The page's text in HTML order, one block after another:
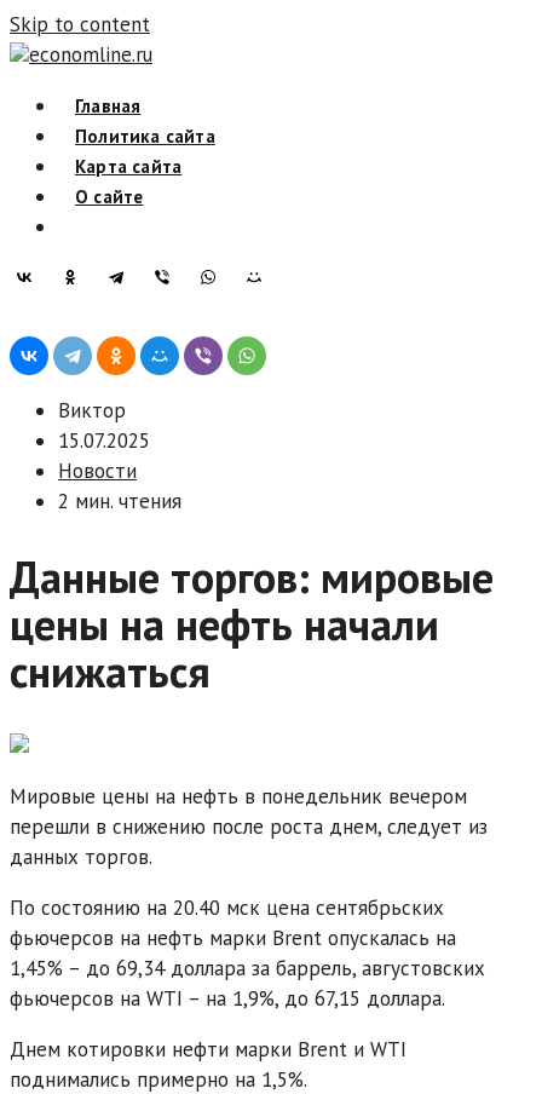
Skip to content
economline.ru
Главная
Политика сайта
Карта сайта
О сайте
Виктор
15.07.2025
Новости
2 мин. чтения
Данные торгов: мировые
цены на нефть начали
снижаться
Мировые цены на нефть в понедельник вечером
перешли в снижению после роста днем, следует из
данных торгов.
По состоянию на 20.40 мск цена сентябрьских
фьючерсов на нефть марки Brent опускалась на
1,45% – до 69,34 доллара за баррель, августовских
фьючерсов на WTI – на 1,9%, до 67,15 доллара.
Днем котировки нефти марки Brent и WTI
поднимались примерно на 1,5%.